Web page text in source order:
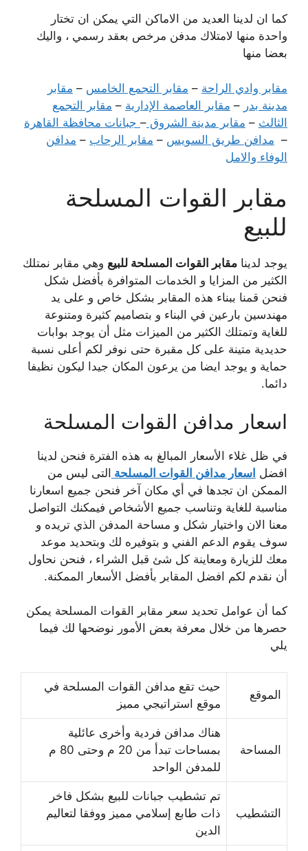
كما ان لدينا العديد من الاماكن التي يمكن ان تختار
واحدة منها لامتلاك مدفن مرخص بعقد رسمي ، واليك
بعضا منها
مقابر وادي الراحة – مقابر التجمع الخامس – مقابر
مدينة بدر – مقابر العاصمة الإدارية – مقابر التجمع
الثالث – مقابر مدينة الشروق – جبانات محافظة القاهرة
– مدافن طريق السويس – مقابر الرحاب – مدافن
الوفاء والامل
مقابر القوات المسلحة
للبيع
يوجد لدينا مقابر القوات المسلحة للبيع وهي مقابر نمتلك
الكثير من المزايا و الخدمات المتوافرة بأفضل شكل
فنحن قمنا ببناء هذه المقابر بشكل خاص و على يد
مهندسين بارعين في البناء و بتصاميم كثيرة ومتنوعة
للغاية وتمتلك الكثير من الميزات مثل أن يوجد بوابات
حديدية متينة على كل مقبرة حتى نوفر لكم أعلى نسبة
حماية و يوجد ايضا من يرعون المكان جيدا ليكون نظيفا
دائما.
اسعار مدافن القوات المسلحة
في ظل غلاء الأسعار المبالغ به هذه الفترة فنحن لدينا
افضل اسعار مدافن القوات المسلحة التى ليس من
الممكن ان تجدها في أي مكان آخر فنحن جميع اسعارنا
مناسبة للغاية وتناسب جميع الأشخاص فيمكنك التواصل
معنا الان واختيار شكل و مساحة المدفن الذي تريده و
سوف يقوم الدعم الفني و بتوفيره لك وبتحديد موعد
معك للزيارة ومعاينة كل شئ قبل الشراء ، فنحن نحاول
أن نقدم لكم افضل المقابر بأفضل الأسعار الممكنة.
كما أن عوامل تحديد سعر مقابر القوات المسلحة يمكن
حصرها من خلال معرفة بعض الأمور نوضحها لك فيما
يلي
الموقع
حيث تقع مدافن القوات المسلحة في
موقع استراتيجي مميز
المساحة
هناك مدافن فردية وأخرى عائلية
بمساحات تبدأ من 20 م وحتى 80 م
للمدفن الواحد
التشطيب
تم تشطيب جبانات للبيع بشكل فاخر
ذات طابع إسلامي مميز ووفقا لتعاليم
الدين